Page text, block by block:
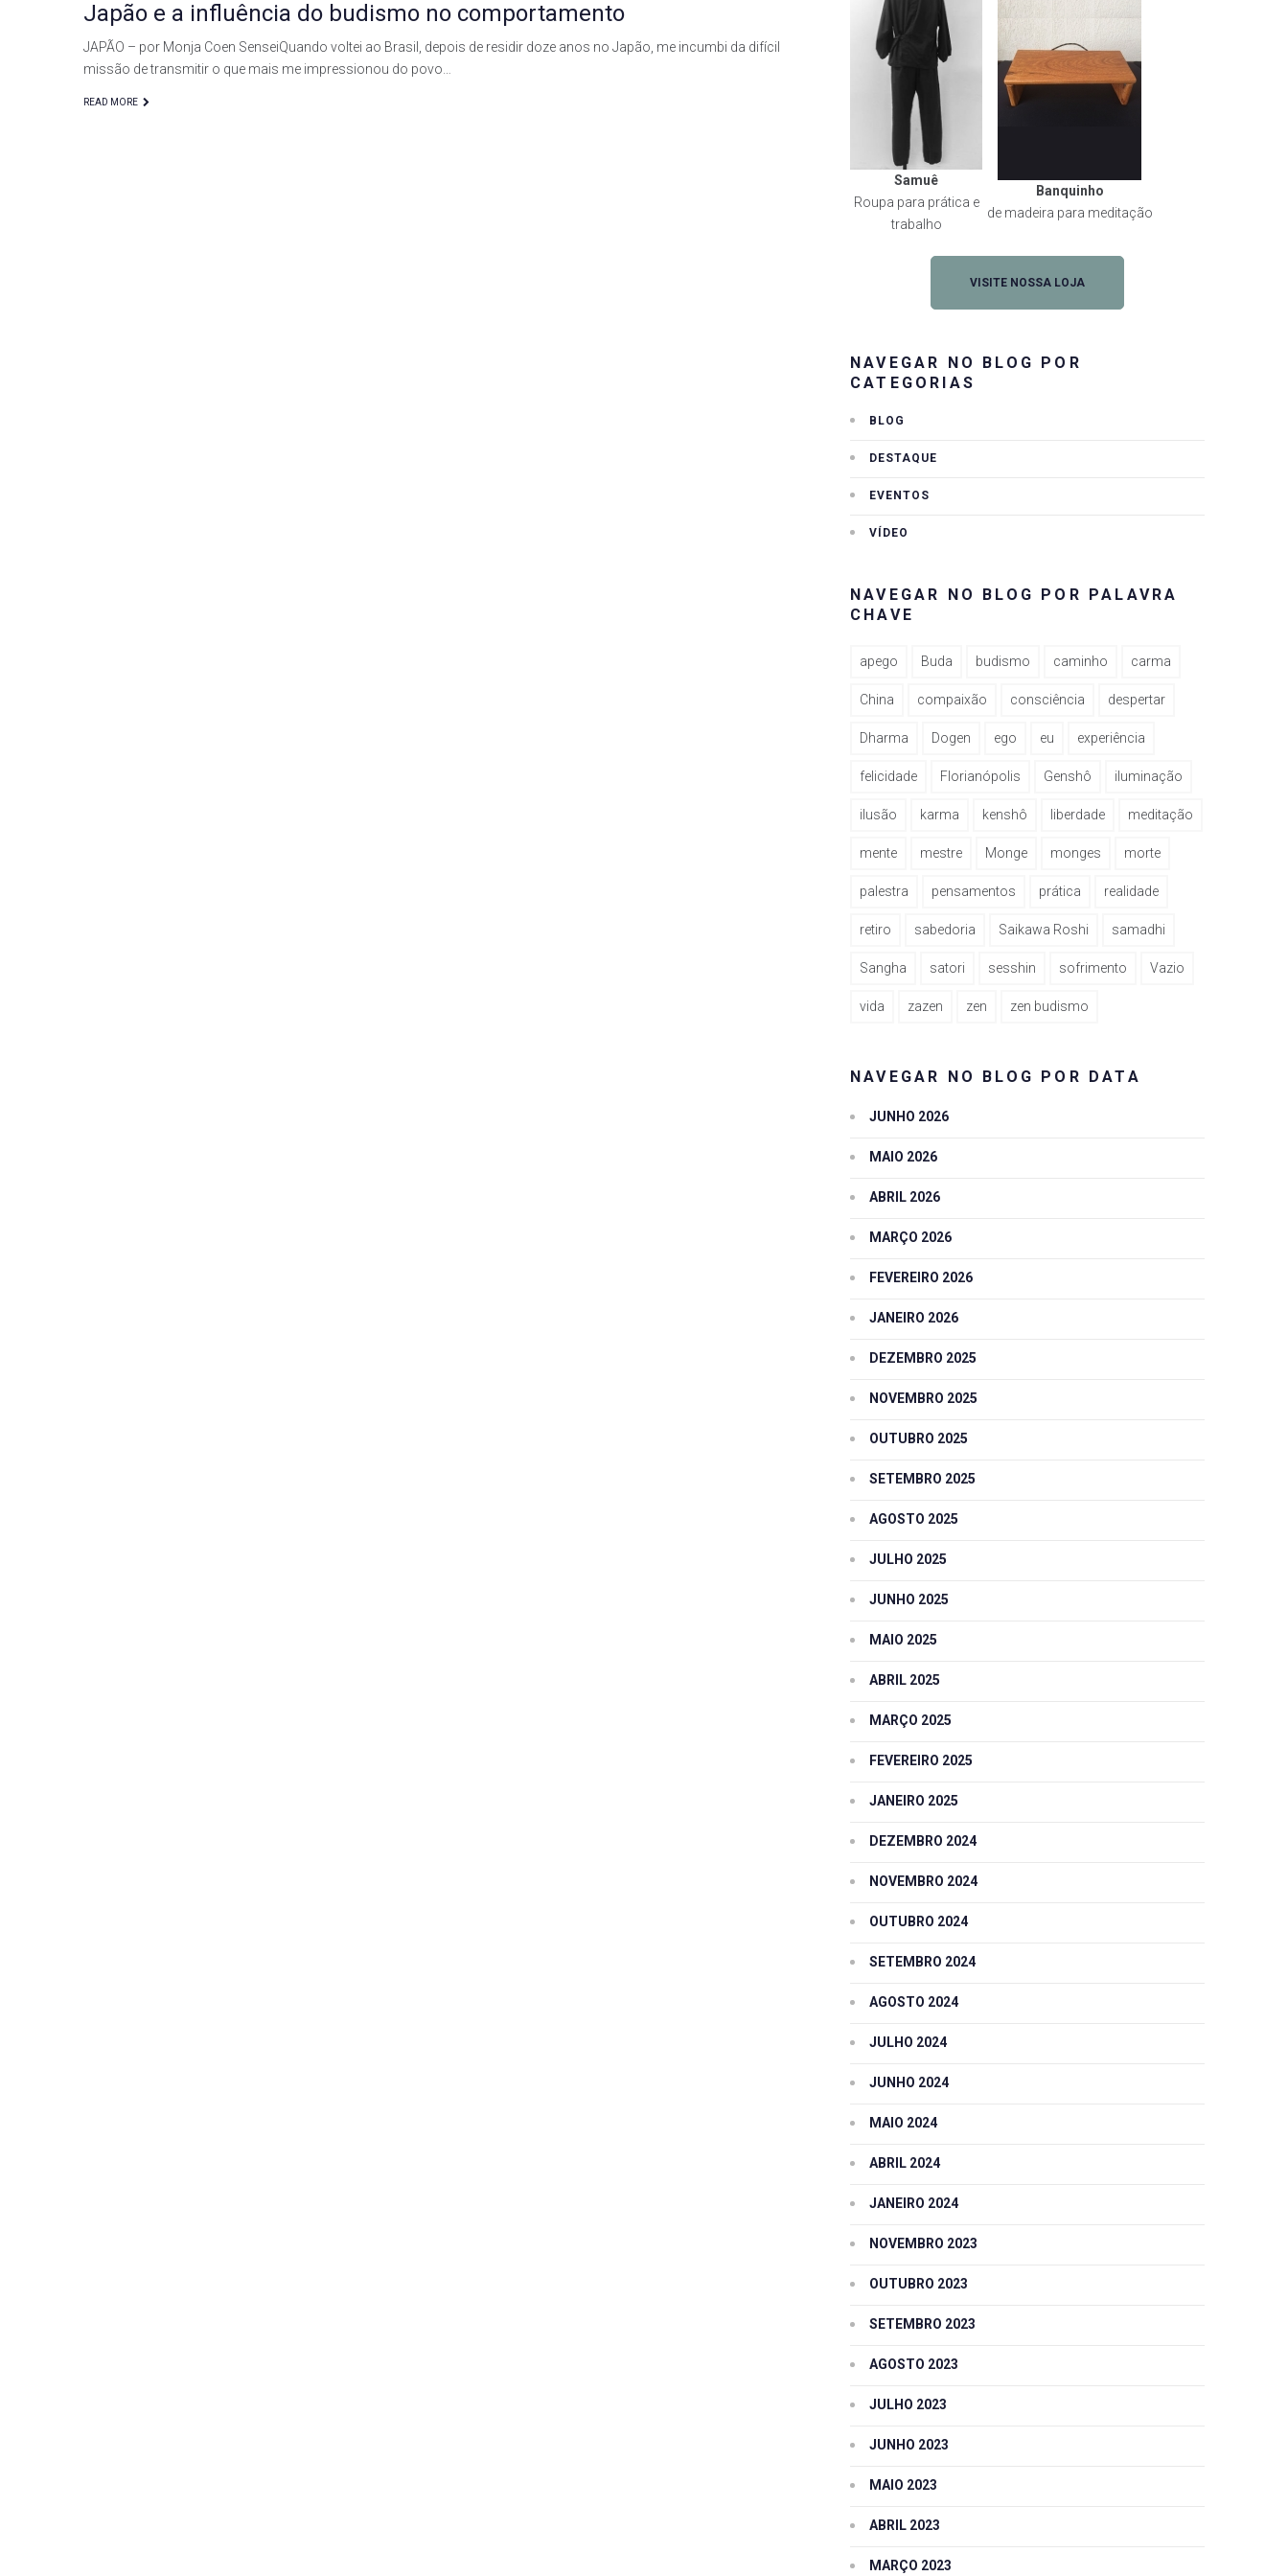
Japão e a influência do budismo no comportamento
JAPÃO – por Monja Coen SenseiQuando voltei ao Brasil, depois de residir doze anos no Japão, me incumbi da difícil
missão de transmitir o que mais me impressionou do povo…
READ MORE
Samuê
Roupa para prática e
trabalho
Banquinho
de madeira para meditação
VISITE NOSSA LOJA
NAVEGAR NO BLOG POR
CATEGORIAS
BLOG
DESTAQUE
EVENTOS
VÍDEO
NAVEGAR NO BLOG POR PALAVRA
CHAVE
apego Buda budismo caminho carma
China compaixão consciência despertar
Dharma Dogen ego eu experiência
felicidade Florianópolis Genshô iluminação
ilusão karma kenshô liberdade meditação
mente mestre Monge monges morte
palestra pensamentos prática realidade
retiro sabedoria Saikawa Roshi samadhi
Sangha satori sesshin sofrimento Vazio
vida zazen zen zen budismo
NAVEGAR NO BLOG POR DATA
JUNHO 2026
MAIO 2026
ABRIL 2026
MARÇO 2026
FEVEREIRO 2026
JANEIRO 2026
DEZEMBRO 2025
NOVEMBRO 2025
OUTUBRO 2025
SETEMBRO 2025
AGOSTO 2025
JULHO 2025
JUNHO 2025
MAIO 2025
ABRIL 2025
MARÇO 2025
FEVEREIRO 2025
JANEIRO 2025
DEZEMBRO 2024
NOVEMBRO 2024
OUTUBRO 2024
SETEMBRO 2024
AGOSTO 2024
JULHO 2024
JUNHO 2024
MAIO 2024
ABRIL 2024
JANEIRO 2024
NOVEMBRO 2023
OUTUBRO 2023
SETEMBRO 2023
AGOSTO 2023
JULHO 2023
JUNHO 2023
MAIO 2023
ABRIL 2023
MARÇO 2023